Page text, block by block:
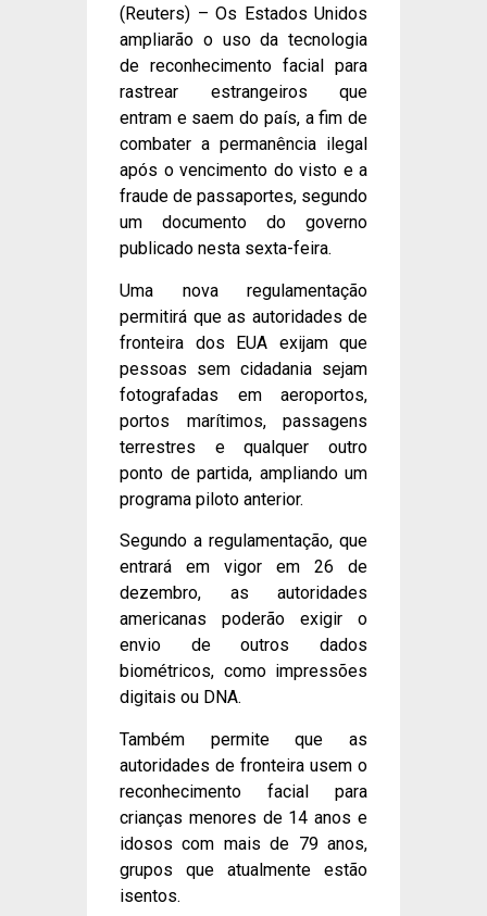
(Reuters) – Os Estados Unidos
ampliarão o uso da tecnologia
de reconhecimento facial para
rastrear estrangeiros que
entram e saem do país, a fim de
combater a permanência ilegal
após o vencimento do visto e a
fraude de passaportes, segundo
um documento do governo
publicado nesta sexta-feira.
Uma nova regulamentação
permitirá que as autoridades de
fronteira dos EUA exijam que
pessoas sem cidadania sejam
fotografadas em aeroportos,
portos marítimos, passagens
terrestres e qualquer outro
ponto de partida, ampliando um
programa piloto anterior.
Segundo a regulamentação, que
entrará em vigor em 26 de
dezembro, as autoridades
americanas poderão exigir o
envio de outros dados
biométricos, como impressões
digitais ou DNA.
Também permite que as
autoridades de fronteira usem o
reconhecimento facial para
crianças menores de 14 anos e
idosos com mais de 79 anos,
grupos que atualmente estão
isentos.